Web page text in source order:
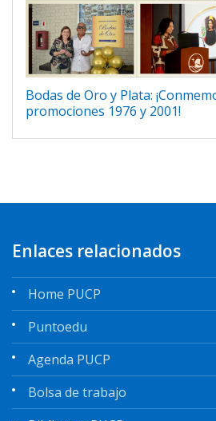
Bodas de Oro y Plata:
promociones 1976 y 2001!
Enlaces relacionados
Home PUCP
Puntoedu
Agenda PUCP
Bolsa de trabajo